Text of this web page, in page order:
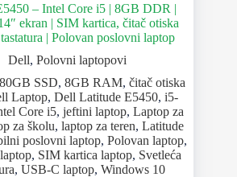
– Intel Core i5 | 8GB DDR |
ekran | SIM kartica, čitač otiska
| Polovan poslovni laptop
Dell, Polovni laptopovi
SSD, 8GB RAM, čitač otiska
Laptop,Dell Latitude E5450,i5-
Core i5, jeftini laptop, Laptop za
za školu, laptop za teren, Latitude
poslovni laptop, Polovan laptop,
, SIM kartica laptop, Svetleća
,USB-C laptop,Windows 10